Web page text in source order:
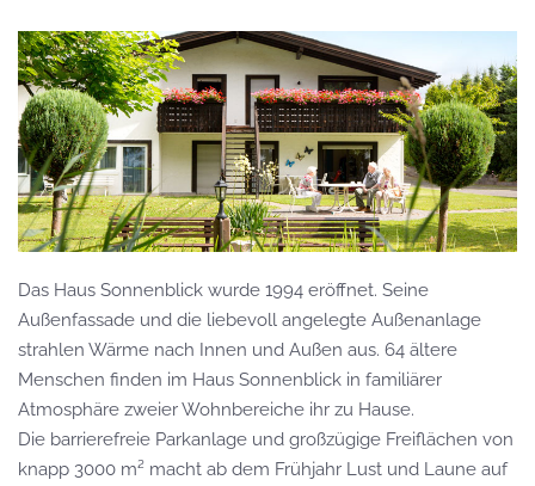
Das Haus Sonnenblick wurde 1994 eröffnet. Seine
Außenfassade und die liebevoll angelegte Außenanlage
strahlen Wärme nach Innen und Außen aus. 64 ältere
Menschen finden im Haus Sonnenblick in familiärer
Atmosphäre zweier Wohnbereiche ihr zu Hause.
Die barrierefreie Parkanlage und großzügige Freiflächen von
knapp 3000 m² macht ab dem Frühjahr Lust und Laune auf